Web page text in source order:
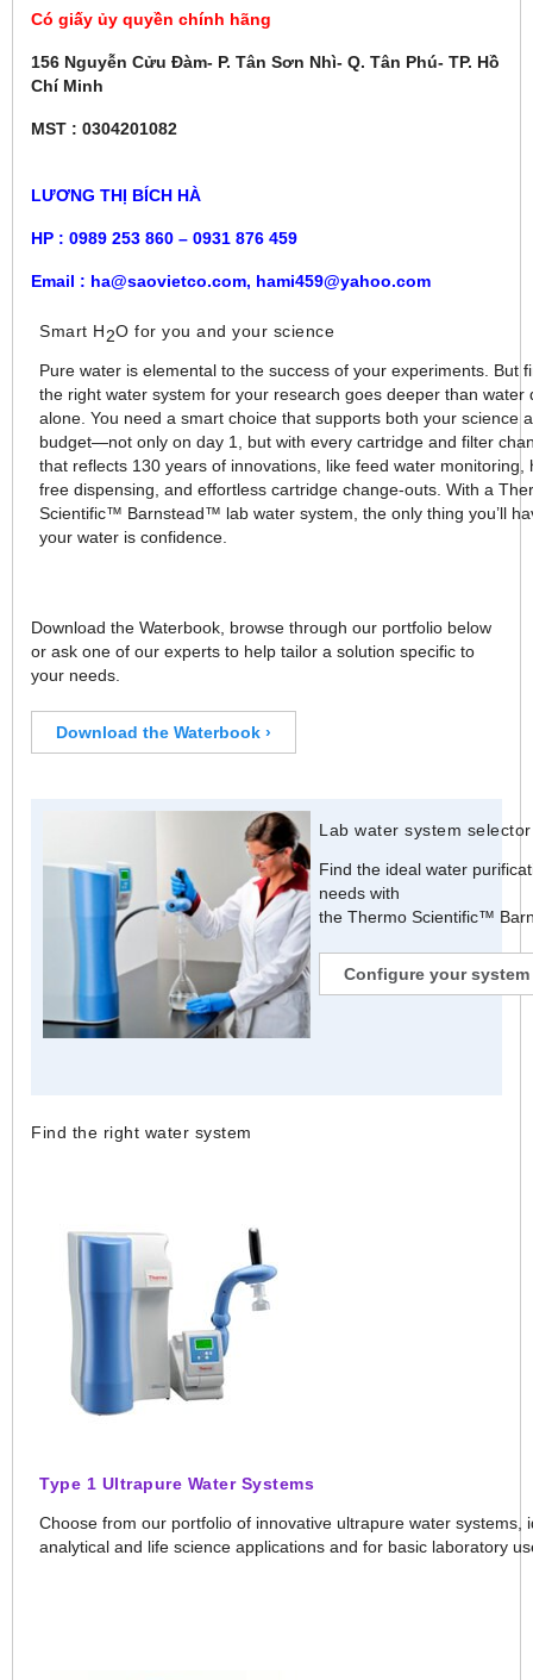
Có giấy ủy quyền chính hãng
156 Nguyễn Cửu Đàm- P. Tân Sơn Nhì- Q. Tân Phú- TP. Hồ
Chí Minh
MST : 0304201082
LƯƠNG THỊ BÍCH HÀ
HP : 0989 253 860 – 0931 876 459
Email : ha@saovietco.com, hami459@yahoo.com
Smart H2O for you and your science
Pure water is elemental to the success of your experiments. But
the right water system for your research goes deeper than water
alone. You need a smart choice that supports both your science
budget—not only on day 1, but with every cartridge and filter
that reflects 130 years of innovations, like feed water monitoring,
free dispensing, and effortless cartridge change-outs. With a
Scientific™ Barnstead™ lab water system, the only thing you’ll
your water is confidence.
Download the Waterbook, browse through our portfolio below
or ask one of our experts to help tailor a solution specific to
your needs.
Download the Waterbook ›
Lab water system
Find the ideal water
needs with
the Thermo Scientific™
Configure your system
Find the right water system
Type 1 Ultrapure Water Systems
Choose from our portfolio of innovative ultrapure water systems,
analytical and life science applications and for basic laboratory